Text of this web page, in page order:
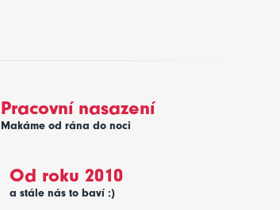
Pracovní nasazení
Makáme od rána do noci
Od roku 2010
a stále nás to baví :)